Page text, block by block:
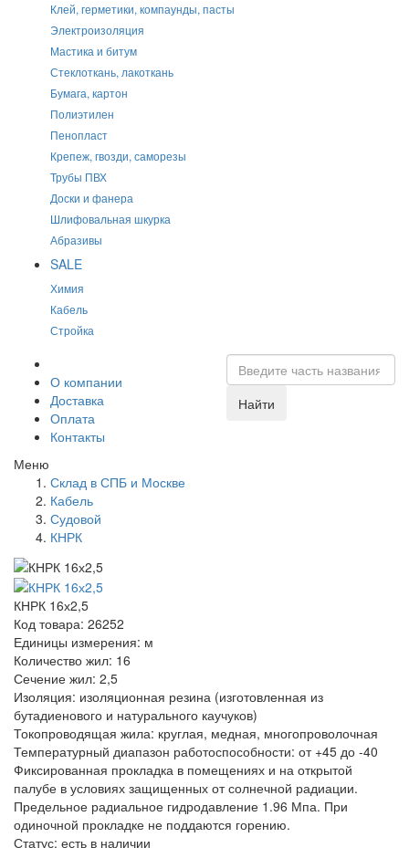
Клей, герметики, компаунды, пасты
Электроизоляция
Мастика и битум
Стеклоткань, лакоткань
Бумага, картон
Полиэтилен
Пенопласт
Крепеж, гвозди, саморезы
Трубы ПВХ
Доски и фанера
Шлифовальная шкурка
Абразивы
SALE
Химия
Кабель
Стройка
О компании
Доставка
Оплата
Контакты
Найти
Меню
Склад в СПБ и Москве
Кабель
Судовой
КНРК
КНРК 16х2,5
Код товара: 26252
Единицы измерения: м
Количество жил: 16
Сечение жил: 2,5
Изоляция: изоляционная резина (изготовленная из
бутадиенового и натурального каучуков)
Токопроводящая жила: круглая, медная, многопроволочная
Температурный диапазон работоспособности: от +45 до -40
Фиксированная прокладка в помещениях и на открытой
палубе в условиях защищенных от солнечной радиации.
Предельное радиальное гидродавление 1.96 Мпа. При
одиночной прокладке не поддаются горению.
Статус: есть в наличии